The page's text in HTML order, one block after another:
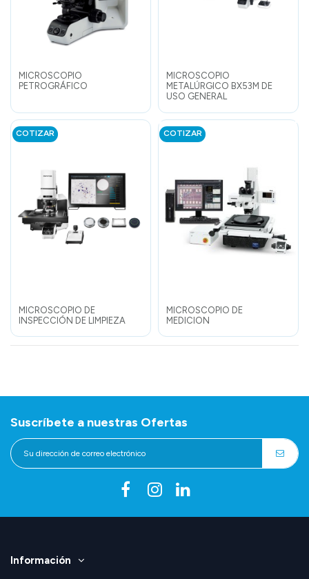
MICROSCOPIO
PETROGRÁFICO
MICROSCOPIO
METALÚRGICO BX53M DE
USO GENERAL
COTIZAR
MICROSCOPIO DE
INSPECCIÓN DE LIMPIEZA
COTIZAR
MICROSCOPIO DE
MEDICION
Suscríbete a nuestras Ofertas
Información